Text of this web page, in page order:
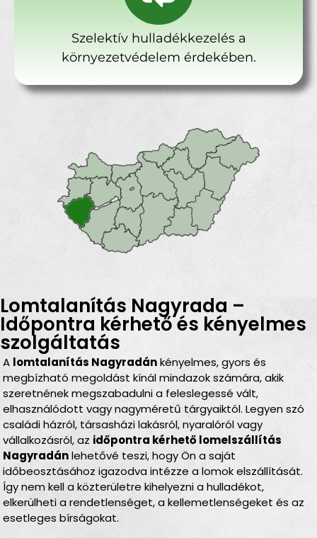
Szelektív hulladékkezelés a
környezetvédelem érdekében.
Lomtalanítás Nagyrada –
Időpontra kérhető és kényelmes
szolgáltatás
A lomtalanítás Nagyradánkényelmes, gyors és
megbízható megoldást kínál mindazok számára, akik
szeretnének megszabadulni a feleslegessé vált,
elhasználódott vagy nagyméretű tárgyaiktól. Legyen szó
családi házról, társasházi lakásról, nyaralóról vagy
vállalkozásról, az időpontra kérhető lomelszállítás
Nagyradánlehetővé teszi, hogy Ön a saját
időbeosztásához igazodva intézze a lomok elszállítását.
Így nem kell a közterületre kihelyezni a hulladékot,
elkerülheti a rendetlenséget, a kellemetlenségeket és az
esetleges bírságokat.